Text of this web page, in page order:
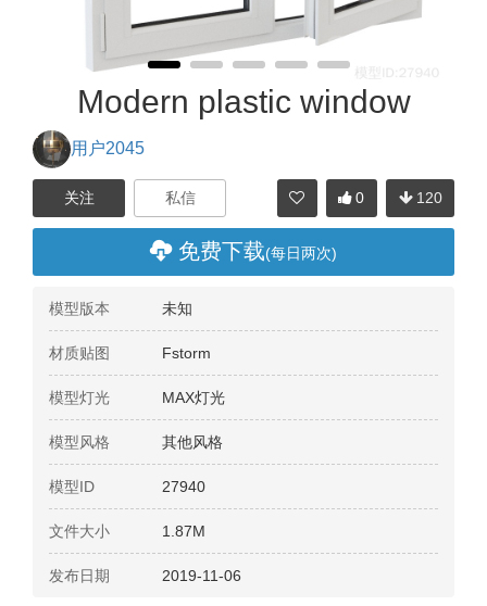
Modern plastic window
用户2045
120
0
免费下载(每日两次)
模型版本 未知
材质贴图 Fstorm
模型灯光 MAX灯光
模型风格 其他风格
模型ID 27940
文件大小 1.87M
发布日期 2019-11-06